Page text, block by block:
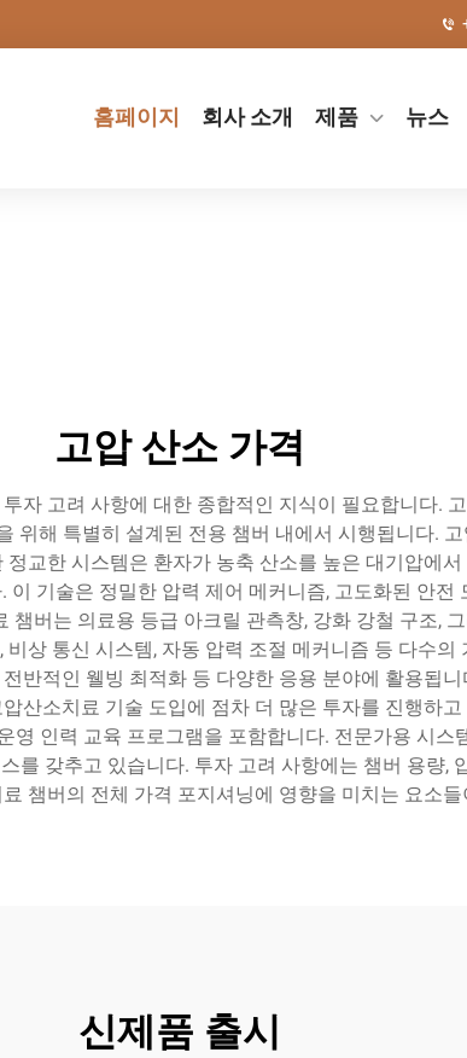
홈페이지 회사 소개 제품 뉴스
고압 산소 가격
자 고려 사항에 대한 종합적인 지식이 필요합니다.
위해 특별히 설계된 전용 챔버 내에서 시행됩니다.
교한 시스템은 환자가 농축 산소를 높은 대기압에
기술은 정밀한 압력 제어 메커니즘, 고도화된 안
버는 의료용 등급 아크릴 관측창, 강화 강철 구조,
상 통신 시스템, 자동 압력 조절 메커니즘 등 다수
반적인 웰빙 최적화 등 다양한 응용 분야에 활용됩
산소치료 기술 도입에 점차 더 많은 투자를 진행하
영 인력 교육 프로그램을 포함합니다. 전문가용 시
를 갖추고 있습니다. 투자 고려 사항에는 챔버 용량,
챔버의 전체 가격 포지셔닝에 영향을 미치는 요소
신제품 출시